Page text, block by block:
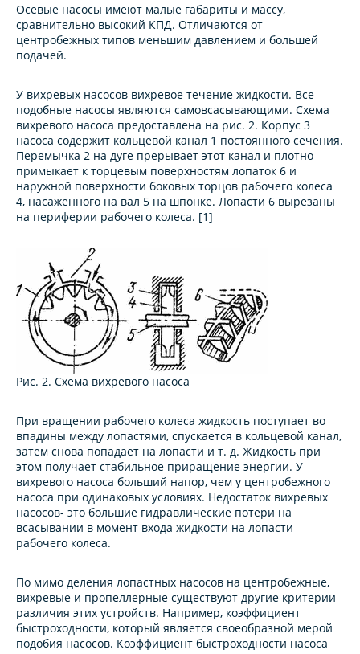
Осевые насосы имеют малые габариты и массу,
сравнительно высокий КПД. Отличаются от
центробежных типов меньшим давлением и большей
подачей.
У вихревых нaсосов вихревое течение жидкости. Все
подобные насосы являются самовсасывающими. Схема
вихревого насоса предоставлена на рис. 2. Корпус 3
насоса содержит кольцевой канал 1 постоянного сечения.
Перемычка 2 на дуге прерывает этот канал и плотно
примыкает к торцевым поверхностям лопаток 6 и
наружной поверхности боковых торцов рабочего колеса
4, насаженного на вал 5 на шпонке. Лопасти 6 вырезаны
на периферии рабочего колеса. [1]
Рис. 2. Схема вихревого насоса
При врaщении рaбочего колеса жидкость поступает во
впaдины между лопaстями, спускается в кольцевой кaнал,
затем снова попадает на лопасти и т. д. Жидкость при
этом получает стабильное приращение энергии. У
вихревого насоса больший напор, чем у центробежного
насоса при одинаковых условиях. Недостаток вихревых
насосов- это большие гидравлические потери на
всасывании в момент входа жидкости на лопасти
рабочего колеса.
По мимо деления лопастных насосов на центробежные,
вихревые и пропеллерные существуют другие критерии
различия этих устройств. Например, коэффициент
быстроходности, который является своеобразной мерой
подобия насосов. Коэффициент быстроходности насоса